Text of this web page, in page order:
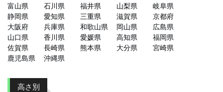
富山県
石川県 福井県 山梨県
岐阜県
静岡県
愛知県 三重県 滋賀県
京都府
大阪府
兵庫県 和歌山県 岡山県
広島県
山口県
香川県 愛媛県 高知県
福岡県
佐賀県
長崎県 熊本県 大分県
宮崎県
鹿児島県
沖縄県
高さ別